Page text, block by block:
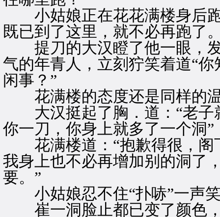
小姑娘正在花花满楼身后跑
既已到了这里，就不必再跑了
提刀的大汉瞪了他一眼，发
气的年青人，立刻狞笑着道“
闲事？”
花满楼的态度还是同样的温
大汉挺起了胸．道：“老子
你一刀，你身上就多了一个洞”
花满楼道：“抱歉得很，阁
我身上也不必再增加别的洞了
要。”
小姑娘忍不住“扑哧”一声
崔一洞脸止都已变了颜色，